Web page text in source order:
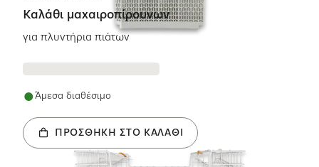
Καλάθι μαχαιροπίρουνων
για πλυντήρια πιάτων
Άμεσα διαθέσιμο
ΠΡΟΣΘΉΚΗ ΣΤΟ ΚΑΛΆΘΙ